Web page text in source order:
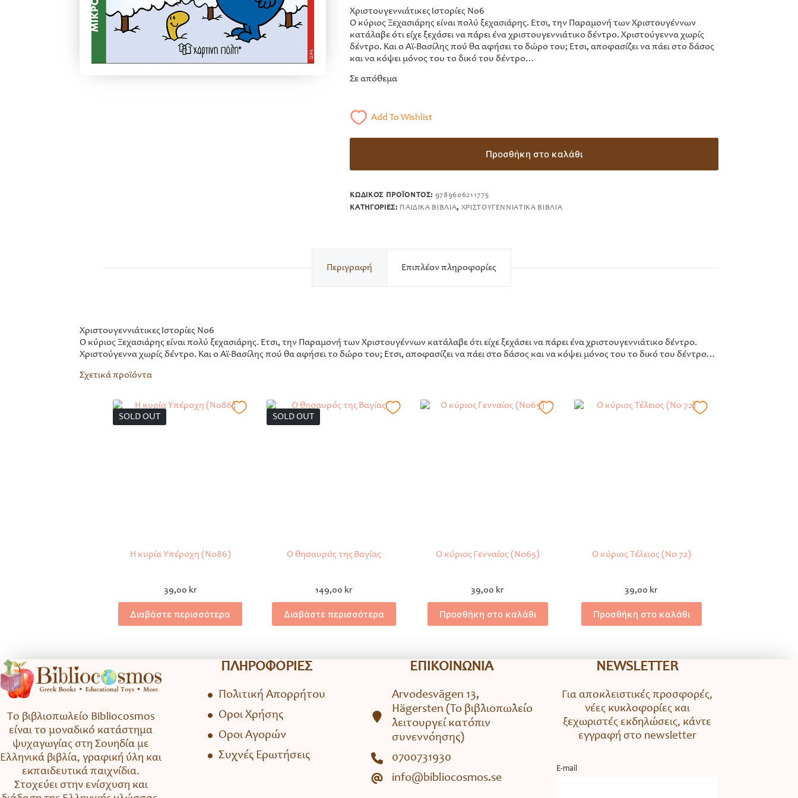
Χριστουγεννιάτικες Ιστορίες Νο6
Ο κύριος Ξεχασιάρης είναι πολύ ξεχασιάρης. Έτσι, την Παραμονή των Χριστουγέννων
κατάλαβε ότι είχε ξεχάσει να πάρει ένα χριστουγεννιάτικο δέντρο. Χριστούγεννα χωρίς
δέντρο. Και ο Αϊ‐Βασίλης πού θα αφήσει το δώρο του; Έτσι, αποφασίζει να πάει στο δάσος
και να κόψει μόνος του το δικό του δέντρο…
Σε απόθεμα
Add To Wishlist
Προσθήκη στο καλάθι
ΚΩΔΙΚΌΣ ΠΡΟΪΌΝΤΟΣ: 9789606211775
ΚΑΤΗΓΟΡΊΕΣ: ΠΑΙΔΙΚΆ ΒΙΒΛΊΑ, ΧΡΙΣΤΟΥΓΕΝΝΙΆΤΙΚΑ ΒΙΒΛΊΑ
Περιγραφή Επιπλέον πληροφορίες
Χριστουγεννιάτικες Ιστορίες Νο6
Ο κύριος Ξεχασιάρης είναι πολύ ξεχασιάρης. Έτσι, την Παραμονή των Χριστουγέννων κατάλαβε ότι είχε ξεχάσει να πάρει ένα χριστουγεννιάτικο δέντρο.
Χριστούγεννα χωρίς δέντρο. Και ο Αϊ‐Βασίλης πού θα αφήσει το δώρο του; Έτσι, αποφασίζει να πάει στο δάσος και να κόψει μόνος του το δικό του δέντρο…
Σχετικά προϊόντα
SOLD OUT
Η κυρία Υπέροχη (No86)
39,00 kr
Διαβάστε περισσότερα
SOLD OUT
Ο θησαυρός της Βαγίας
149,00 kr
Διαβάστε περισσότερα
Ο κύριος Γενναίος (No65)
39,00 kr
Προσθήκη στο καλάθι
Ο κύριος Τέλειος (Νο 72)
39,00 kr
Προσθήκη στο καλάθι
Το βιβλιοπωλείο Bibliocosmos
είναι το μοναδικό κατάστημα
ψυχαγωγίας στη Σουηδία με
Ελληνικά βιβλία, γραφική ύλη και
εκπαιδευτικά παιχνίδια.
Στοχεύει στην ενίσχυση και
ΠΛΗΡΟΦΟΡΙΕΣ
Πολιτική Απορρήτου
Όροι Χρήσης
Όροι Αγορών
Συχνές Ερωτήσεις
ΕΠΙΚΟΙΝΩΝΙΑ
Arvodesvägen 13,
Hägersten (To βιβλιοπωλείο
λειτουργεί κατόπιν
συνεννόησης)
0700731930
info@bibliocosmos.se
NEWSLETTER
Για αποκλειστικές προσφορές,
νέες κυκλοφορίες και
ξεχωριστές εκδηλώσεις, κάντε
εγγραφή στο newsletter
Ε-mail